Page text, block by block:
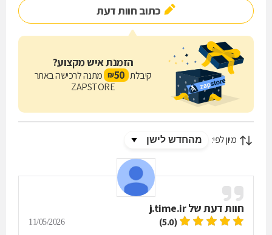
למה לבחור את משרד עו"ד יקותיאל?
- מומחה ובעל ניסיון נרחב בתחום דיני המקרקעין.
- גישה אישית ולקוח-מרכזית, המביאה לפתרונות מותאמים אישית.
- מומחיות בטיפול יעיל ומהיר בעסקאות מקרקעין מורכבות.
- שירות אדיב, זמין ונגיש.
- שילוב של שירותי נוטריון במסגרת אותו משרד.
צרו קשר עוד היום
לתאום פגישה ללא עלות, חייגו עכשיו!
כתוב חוות דעת
הזמנת איש מקצוע?
קיבלת 50
₪ מתנה לרכישה באתר
ZAPSTORE
מיון לפי:
חוות דעת שלj.time.ir
(5.0)
11/05/2026